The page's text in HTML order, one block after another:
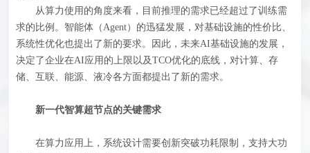
从算力使用的角度来看，目前推理的需求已经超过了训练需
求的比例。智能体（Agent）的迅猛发展，对基础设施的性价比、
系统性优化也提出了新的要求。因此，未来AI基础设施的发展，
决定了企业在AI应用的上限以及TCO优化的底线，对计算、存
储、互联、能源、液冷各方面都提出了新的需求。
新一代智算超节点的关键需求
在算力应用上，系统设计需要创新突破功耗限制，支持大功